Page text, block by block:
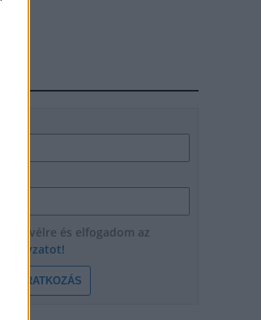
hírlevélre és elfogadom az
FELIRATKOZÁS